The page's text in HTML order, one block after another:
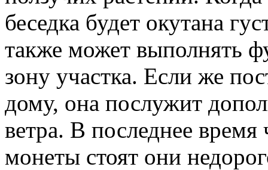
беседка будет окутана
также может выполнять
зону участка. Если же
дому, она послужит
ветра. В последнее время
монеты стоят они